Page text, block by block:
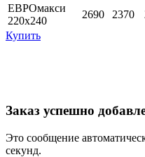
ЕВРОмакси
220х240
2690 2370
Купить
Заказ успешно
Это сообщение
секунд.